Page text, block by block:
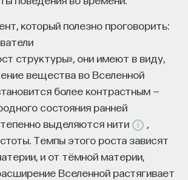
который полезно проговорить:
структуры», они имеют в виду,
вещества во Вселенной
более контрастным —
состояния ранней
выделяются нити
Темпы этого роста зависят
и от тёмной материи,
Вселенной растягивает
РАБОТАЛИ
ПостНауки